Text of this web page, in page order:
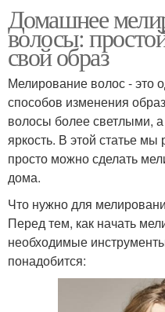
Домашнее
волосы:
свой образ
Мелирование волос - это
способов изменения
волосы более светлыми, а
яркость. В этой статье мы
просто можно сделать
дома.
Что нужно для
Перед тем, как начать
необходимые
понадобится: